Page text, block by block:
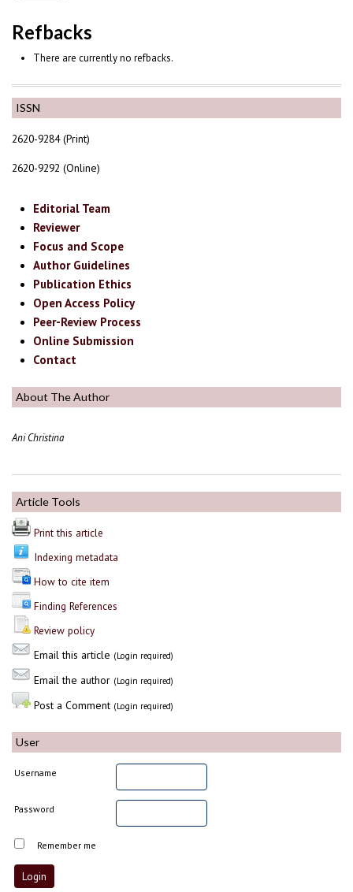
ISSN
2620-9284 (Print)
2620-9292 (Online)
Editorial Team
Reviewer
Focus and Scope
Author Guidelines
Publication Ethics
Open Access Policy
Peer-Review Process
Online Submission
Contact
About The Author
Ani Christina
Article Tools
Print this article
Indexing metadata
How to cite item
Finding References
Review policy
Email this article (Login required)
Email the author (Login required)
Post a Comment (Login required)
User
Username
Password
Remember me
Refbacks
There are currently no refbacks.